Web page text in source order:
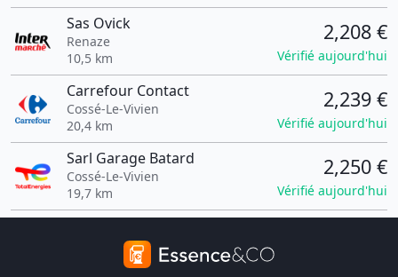
Sas Ovick
Renaze
10,5 km
2,208 €
Vérifié aujourd'hui
Carrefour Contact
Cossé-Le-Vivien
20,4 km
2,239 €
Vérifié aujourd'hui
Sarl Garage Batard
Cossé-Le-Vivien
19,7 km
2,250 €
Vérifié aujourd'hui